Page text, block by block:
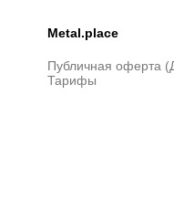
Metal.place
Публичная оферта
Тарифы